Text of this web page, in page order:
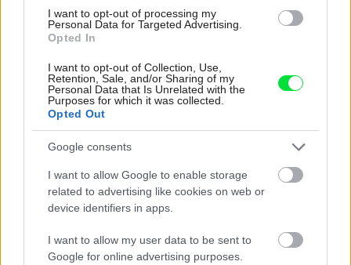
I want to opt-out of processing my
Personal Data for Targeted Advertising.
Opted In
I want to opt-out of Collection, Use,
Retention, Sale, and/or Sharing of my
Personal Data that Is Unrelated with the
Purposes for which it was collected.
Opted Out
Google consents
I want to allow Google to enable storage
related to advertising like cookies on web or
device identifiers in apps.
I want to allow my user data to be sent to
Google for online advertising purposes.
Najnovšie príspevky
Re: Takto sa rieši málo úložného miesta. V tomto byte
stačil jeden prvok | Môjdom.sk
My napríklad labky utierame hneď pri dverách a doma pred dvere
používame tyčový ETA Terier…
Re: Takto sa rieši málo úložného miesta. V tomto byte
stačil jeden prvok | Môjdom.sk